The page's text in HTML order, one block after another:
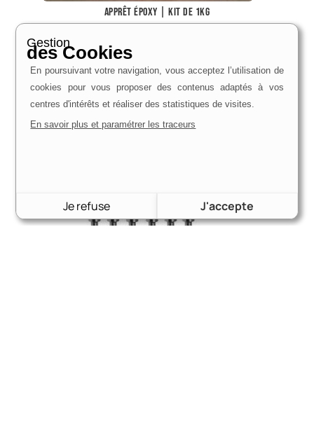
Apprêt époxy | Kit de 1kg
rupture de stock
Gestion
des Cookies
En poursuivant votre navigation, vous acceptez l’utilisation de
cookies pour vous proposer des contenus adaptés à vos
centres d'intérêts et réaliser des statistiques de visites.
En savoir plus et paramétrer les traceurs
Je refuse J'accepte